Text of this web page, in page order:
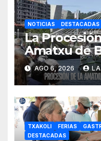
NOTICIAS DESTACADAS
La
Amatxu de
la ría el 14
AGO 6, 2026
TXAKOLI FERIAS
DESTACADAS